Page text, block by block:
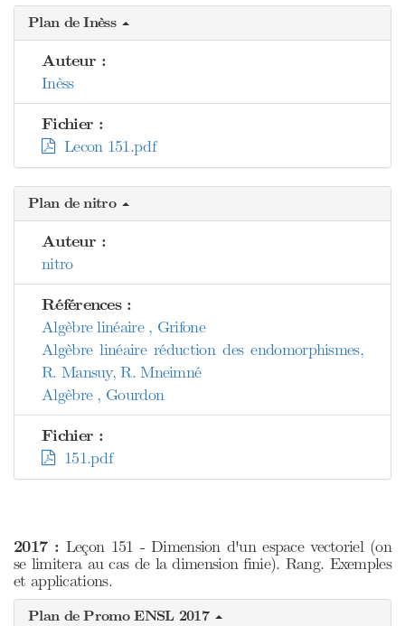
Plan de Inèss
Auteur :
Inèss
Fichier :
Lecon 151.pdf
Plan de nitro
Auteur :
nitro
Références :
Algèbre linéaire , Grifone
Algèbre linéaire réduction des endomorphismes,
R. Mansuy, R. Mneimné
Algèbre , Gourdon
Fichier :
151.pdf
2017 : Leçon 151 - Dimension d'un espace vectoriel (on
se limitera au cas de la dimension finie). Rang. Exemples
et applications.
Plan de Promo ENSL 2017